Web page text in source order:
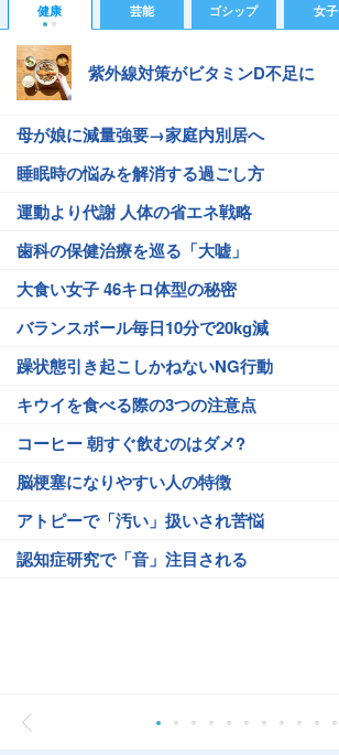
健康 芸能 ゴシップ 女子
紫外線対策がビタミンD不足に
母が娘に減量強要→家庭内別居へ
睡眠時の悩みを解消する過ごし方
運動より代謝 人体の省エネ戦略
歯科の保健治療を巡る「大嘘」
大食い女子 46キロ体型の秘密
バランスボール毎日10分で20kg減
躁状態引き起こしかねないNG行動
キウイを食べる際の3つの注意点
コーヒー 朝すぐ飲むのはダメ?
脳梗塞になりやすい人の特徴
アトピーで「汚い」扱いされ苦悩
認知症研究で「音」注目される